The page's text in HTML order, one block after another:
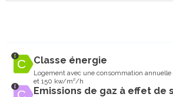
Classe énergie
Logement avec une consommation annuelle
et 150 kw/m²/h
Emissions de gaz à effet de